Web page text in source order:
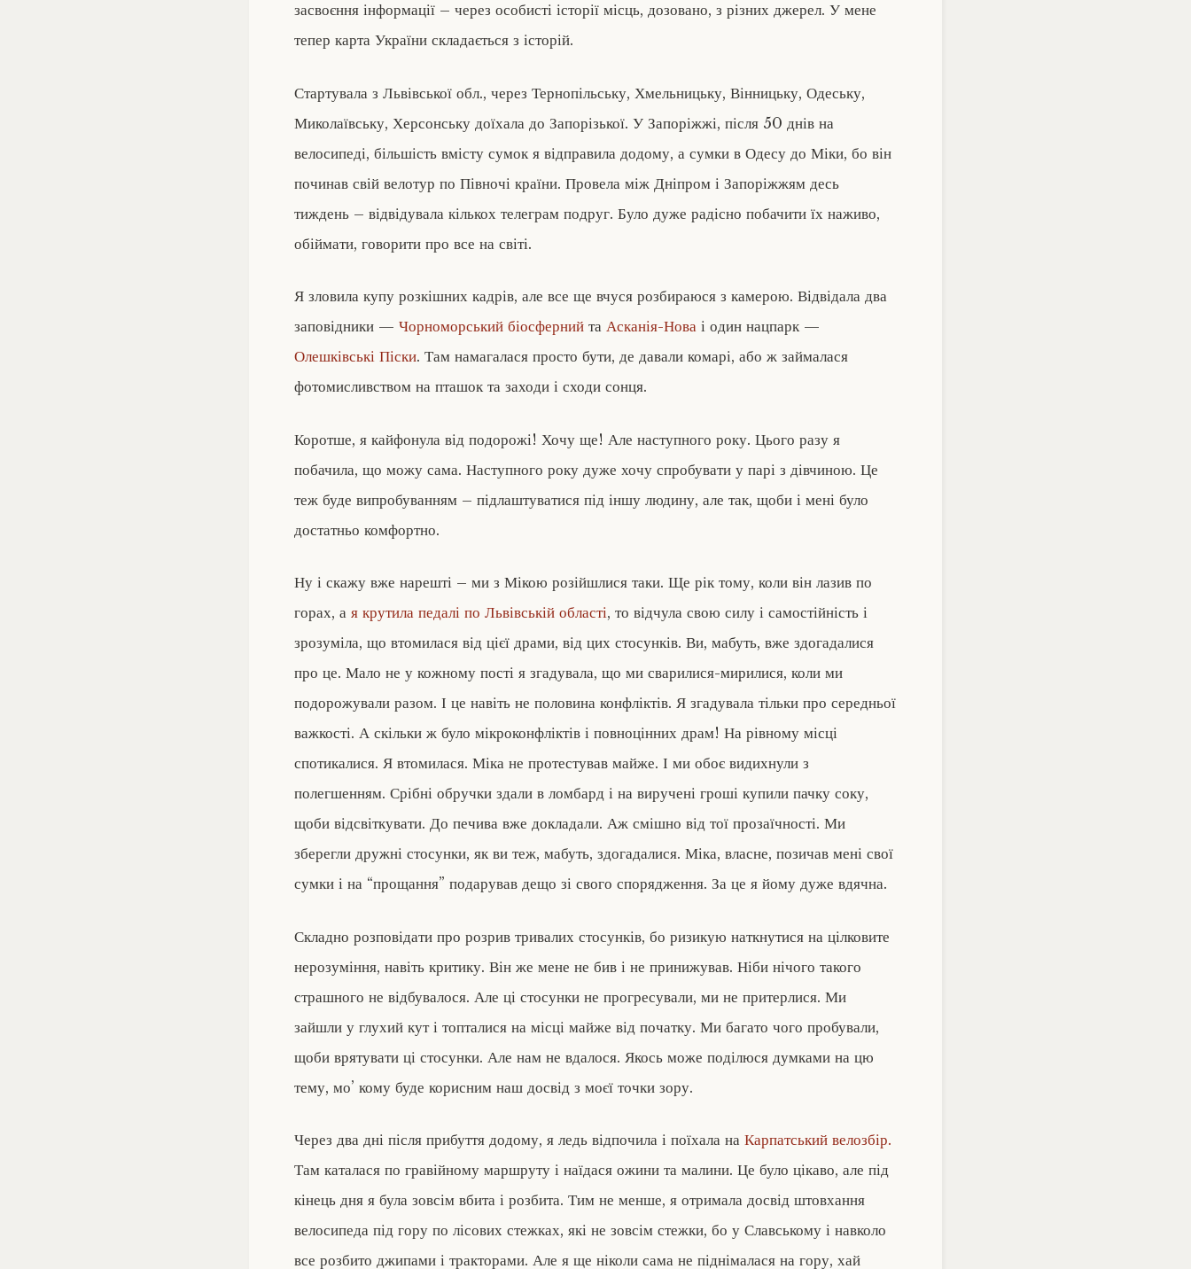
засвоєння інформації – через особисті історії місць, дозовано, з різних джерел. У мене
тепер карта України складається з історій.
Стартувала з Львівської обл., через Тернопільську, Хмельницьку, Вінницьку, Одеську,
Миколаївську, Херсонську доїхала до Запорізької. У Запоріжжі, після 50 днів на
велосипеді, більшість вмісту сумок я відправила додому, а сумки в Одесу до Міки, бо він
починав свій велотур по Півночі країни. Провела між Дніпром і Запоріжжям десь
тиждень – відвідувала кількох телеграм подруг. Було дуже радісно побачити їх наживо,
обіймати, говорити про все на світі.
Я зловила купу розкішних кадрів, але все ще вчуся розбираюся з камерою. Відвідала два
заповідники — Чорноморський біосферний та Асканія-Нова і один нацпарк —
Олешківські Піски. Там намагалася просто бути, де давали комарі, або ж займалася
фотомисливством на пташок та заходи і сходи сонця.
Коротше, я кайфонула від подорожі! Хочу ще! Але наступного року. Цього разу я
побачила, що можу сама. Наступного року дуже хочу спробувати у парі з дівчиною. Це
теж буде випробуванням – підлаштуватися під іншу людину, але так, щоби і мені було
достатньо комфортно.
Ну і скажу вже нарешті – ми з Мікою розійшлися таки. Ще рік тому, коли він лазив по
горах, а я крутила педалі по Львівській області, то відчула свою силу і самостійність і
зрозуміла, що втомилася від цієї драми, від цих стосунків. Ви, мабуть, вже здогадалися
про це. Мало не у кожному пості я згадувала, що ми сварилися-мирилися, коли ми
подорожували разом. І це навіть не половина конфліктів. Я згадувала тільки про середньої
важкості. А скільки ж було мікроконфліктів і повноцінних драм! На рівному місці
спотикалися. Я втомилася. Міка не протестував майже. І ми обоє видихнули з
полегшенням. Срібні обручки здали в ломбард і на виручені гроші купили пачку соку,
щоби відсвіткувати. До печива вже докладали. Аж смішно від тої прозаїчності. Ми
зберегли дружні стосунки, як ви теж, мабуть, здогадалися. Міка, власне, позичав мені свої
сумки і на “прощання” подарував дещо зі свого спорядження. За це я йому дуже вдячна.
Складно розповідати про розрив тривалих стосунків, бо ризикую наткнутися на цілковите
нерозуміння, навіть критику. Він же мене не бив і не принижував. Ніби нічого такого
страшного не відбувалося. Але ці стосунки не прогресували, ми не притерлися. Ми
зайшли у глухий кут і топталися на місці майже від початку. Ми багато чого пробували,
щоби врятувати ці стосунки. Але нам не вдалося. Якось може поділюся думками на цю
тему, мо’ кому буде корисним наш досвід з моєї точки зору.
Через два дні після прибуття додому, я ледь відпочила і поїхала на Карпатський велозбір.
Там каталася по гравійному маршруту і наїдася ожини та малини. Це було цікаво, але під
кінець дня я була зовсім вбита і розбита. Тим не менше, я отримала досвід штовхання
велосипеда під гору по лісових стежках, які не зовсім стежки, бо у Славському і навколо
все розбито джипами і тракторами. Але я ще ніколи сама не піднімалася на гору, хай